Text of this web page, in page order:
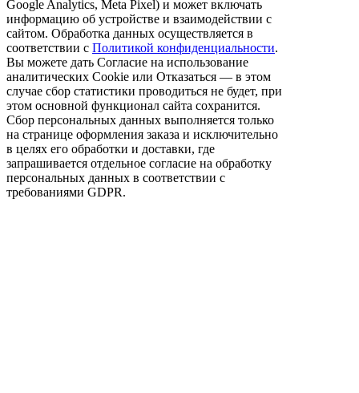
Google Analytics, Meta Pixel) и может включать
информацию об устройстве и взаимодействии с
сайтом. Обработка данных осуществляется в
соответствии с Политикой конфиденциальности.
Вы можете дать Согласие на использование
аналитических Cookie или Отказаться — в этом
случае сбор статистики проводиться не будет, при
этом основной функционал сайта сохранится.
Сбор персональных данных выполняется только
на странице оформления заказа и исключительно
в целях его обработки и доставки, где
запрашивается отдельное согласие на обработку
персональных данных в соответствии с
требованиями GDPR.